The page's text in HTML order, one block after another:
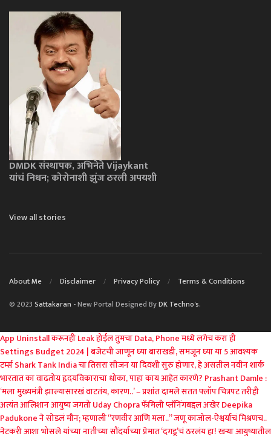
DMDK संस्थापक, अभिनेते Vijaykant
यांचं निधन; कोरोनाशी झुंज ठरली अपयशी
View all stories
About Me Disclaimer Privacy Policy Terms & Conditions
© 2023 Sattakaran - New Portal Designed ByDK Techno's.
App Uninstall करूनही Leak होईल तुमचा Data, Phone मध्ये लगेच करा ही
Settings Budget 2024 | बजेटची जाणून घ्या बाराखडी, समजून घ्या या 5 आवश्यक
टर्म्सShark Tank India चा तिसरा सीजन या दिवशी सुरु होणार, हे असतील नवीन शार्क
भारतात का वाढतोय हृदयविकाराचा धोका, पाहा काय आहेत कारणे? Prashant Damle :
‘मला मुख्यमंत्री झाल्यासारखं वाटतंय, कारण..’ – प्रशांत दामलेसतत फ्लॉप चित्रपट तरीही
अत्यंत आलिशान आयुष्य जगतो Uday Chopraफॅमिली प्लॅनिंगबद्दल अखेर Deepika
Padukone ने सोडलं मौन; म्हणाली “रणवीर आणि मला..”जणू काजोल-ऐश्वर्याचं मिश्रणच..
नेटकरी आशा भोसले यांच्या नातीच्या सौंदर्याच्या प्रेमात‘दगडू’चं ठरलंय हा! खऱ्या आयुष्यातील